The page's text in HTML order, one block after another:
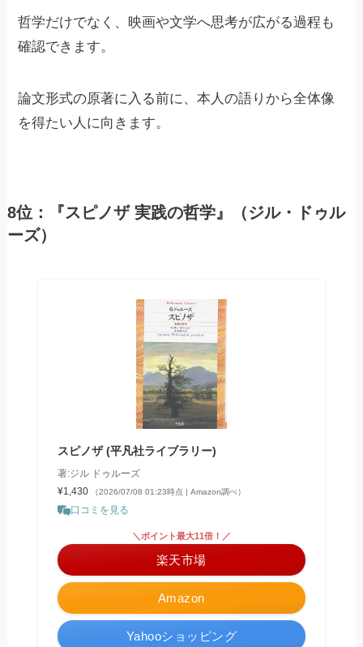
哲学だけでなく、映画や文学へ思考が広がる過程も
確認できます。
論文形式の原著に入る前に、本人の語りから全体像
を得たい人に向きます。
8位：『スピノザ 実践の哲学』（ジル・ドゥル
ーズ）
スピノザ (平凡社ライブラリー)
著:ジル ドゥルーズ
¥1,430
（2026/07/08 01:23時点 | Amazon調べ）
口コミを見る
Amazon
＼ポイント最大11倍！／
楽天市場
Yahooショッピング